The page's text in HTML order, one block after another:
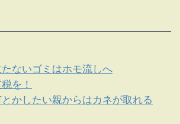
たないゴミはホモ流しへ
を！
かしたい親からはカネが取れる